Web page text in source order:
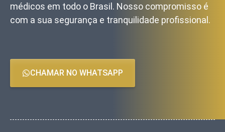
médicos em todo o Brasil. Nosso compromisso é
com a sua segurança e tranquilidade profissional.
CHAMAR NO WHATSAPP